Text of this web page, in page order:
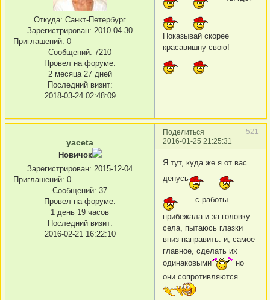
Откуда: Санкт-Петербург
Зарегистрирован: 2010-04-30
Приглашений: 0
Сообщений: 7210
Провел на форуме:
2 месяца 27 дней
Последний визит:
2018-03-24 02:48:09
Показывай скорее
красавишну свою!
Поделиться
521
2016-01-25 21:25:31
yaceta
Новичок
Зарегистрирован: 2015-12-04
Приглашений: 0
Сообщений: 37
Провел на форуме:
1 день 19 часов
Последний визит:
2016-02-21 16:22:10
Я тут, куда же я от вас
денусь
с работы
прибежала и за головку
села, пытаюсь глазки
вниз направить. и, самое
главное, сделать их
одинаковыми
но
они сопротивляются